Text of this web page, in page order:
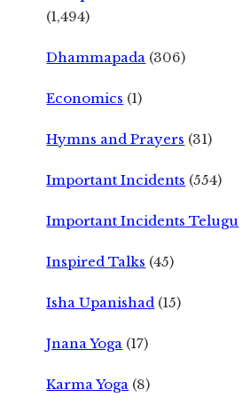
(1,494)
Dhammapada (306)
Economics (1)
Hymns and Prayers (31)
Important Incidents (554)
Important Incidents Telugu
Inspired Talks (45)
Isha Upanishad (15)
Jnana Yoga (17)
Karma Yoga (8)